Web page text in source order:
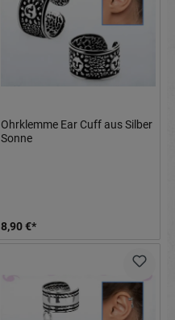
Ohrklemme Ear Cuff aus Silber
Sonne
8,90 €*